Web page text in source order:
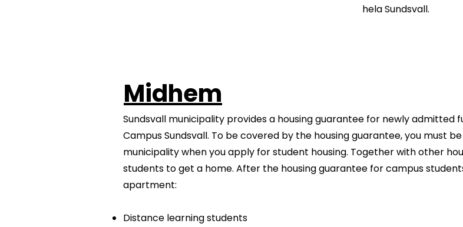
hela Sundsvall.
Midhem
Sundsvall municipality provides a housing guarantee for newly admitted
Campus Sundsvall. To be covered by the housing guarantee, you must
municipality when you apply for student housing. Together with other
students to get a home. After the housing guarantee for campus
apartment:
Distance learning students